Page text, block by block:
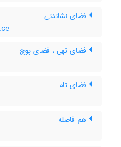
فضای نشاندنی
فضای تهی ، فضای پوچ
فضای تام
هم فاصله